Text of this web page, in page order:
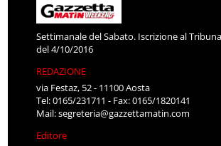
Settimanale del Sabato. Iscrizione al
del 4/10/2016
REDAZIONE
via Festaz, 52 - 11100 Aosta
Tel: 0165/231711 - Fax: 0165/1820141
Mail:segreteria@gazzettamatin.com
Editore